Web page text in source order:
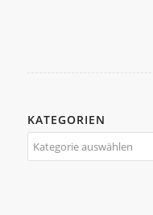
KATEGORIEN
Kategorien